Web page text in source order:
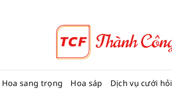
Hoa sang trọng Hoa sáp Dịch vụ cưới hỏi